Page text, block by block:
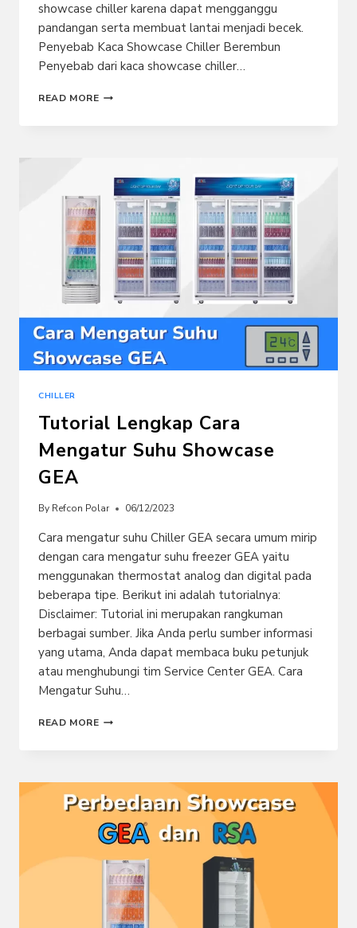
showcase chiller karena dapat mengganggu
pandangan serta membuat lantai menjadi becek.
Penyebab Kaca Showcase Chiller Berembun
Penyebab dari kaca showcase chiller…
READ MOREINILAH
BERAIR
CHILLER
Tutorial Lengkap Cara
Mengatur Suhu Showcase
GEA
By Refcon Polar 06/12/2023
Cara mengatur suhu Chiller GEA secara umum mirip
dengan cara mengatur suhu freezer GEA yaitu
menggunakan thermostat analog dan digital pada
beberapa tipe. Berikut ini adalah tutorialnya:
Disclaimer: Tutorial ini merupakan rangkuman
berbagai sumber. Jika Anda perlu sumber informasi
yang utama, Anda dapat membaca buku petunjuk
atau menghubungi tim Service Center GEA. Cara
Mengatur Suhu…
READ MORETUTORIAL
SUHU
SHOWCASE
GEA